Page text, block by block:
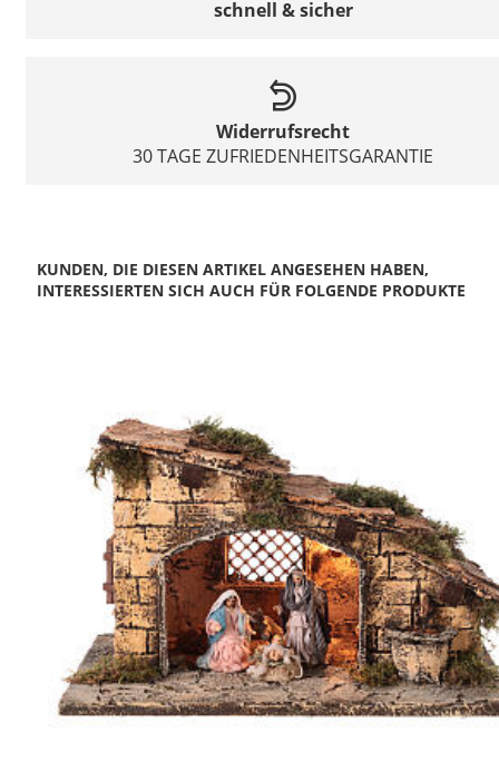
schnell & sicher
Widerrufsrecht
30 TAGE ZUFRIEDENHEITSGARANTIE
KUNDEN, DIE DIESEN ARTIKEL ANGESEHEN HABEN,
INTERESSIERTEN SICH AUCH FÜR FOLGENDE PRODUKTE